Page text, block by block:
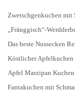
Zwetschgenkuchen mit
„Fränggisch“-
Das beste Nussecken
Köstlicher Apfelkuchen
Apfel Marzipan Kuchen
Fantakuchen mit